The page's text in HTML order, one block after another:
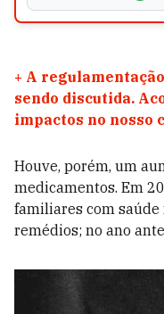
+ A
sendo discutida.
impactos no nosso
Houve, porém, um
medicamentos. Em
familiares com
remédios; no ano